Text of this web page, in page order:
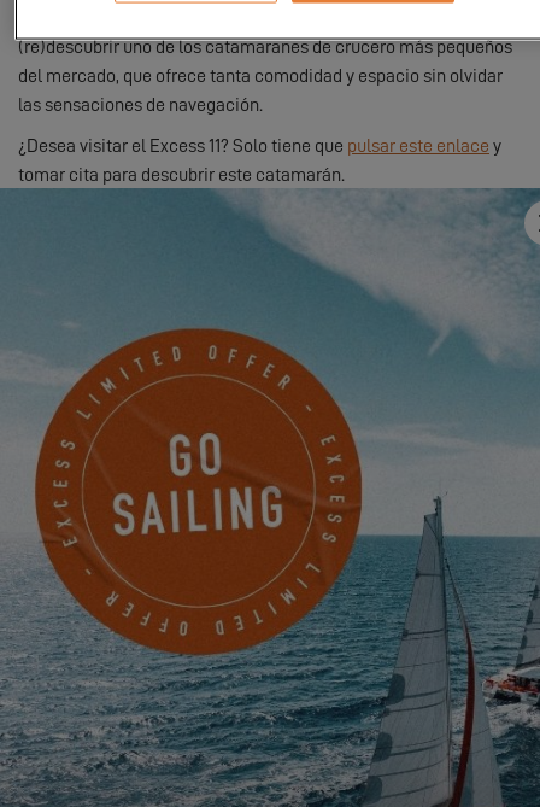
(re)descubrir uno de los catamaranes de crucero más pequeños
del mercado, que ofrece tanta comodidad y espacio sin olvidar
las sensaciones de navegación.
¿Desea visitar el Excess 11? Solo tiene que pulsar este enlace y
tomar cita para descubrir este catamarán.
¡CONVERTIRSE EN COPROPIETARIO DE UN EXCESS, ES
POSIBLE!
3.10.22